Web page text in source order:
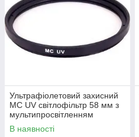
Ультрафіолетовий захисний
MC UV світлофільтр 58 мм з
мультипросвітленням
В наявності